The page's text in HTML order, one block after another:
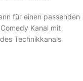
für einen passenden
Kanal mit
Technikkanals